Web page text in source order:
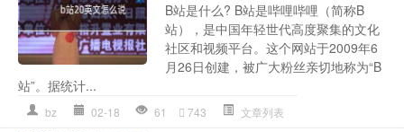
B站是什么? B站是哔哩哔哩（简称B
站），是中国年轻世代高度聚集的文化
社区和视频平台。这个网站于2009年6
月26日创建，被广大粉丝亲切地称为“B
站”。据统计...
bz 02-18 61 743 文章列表